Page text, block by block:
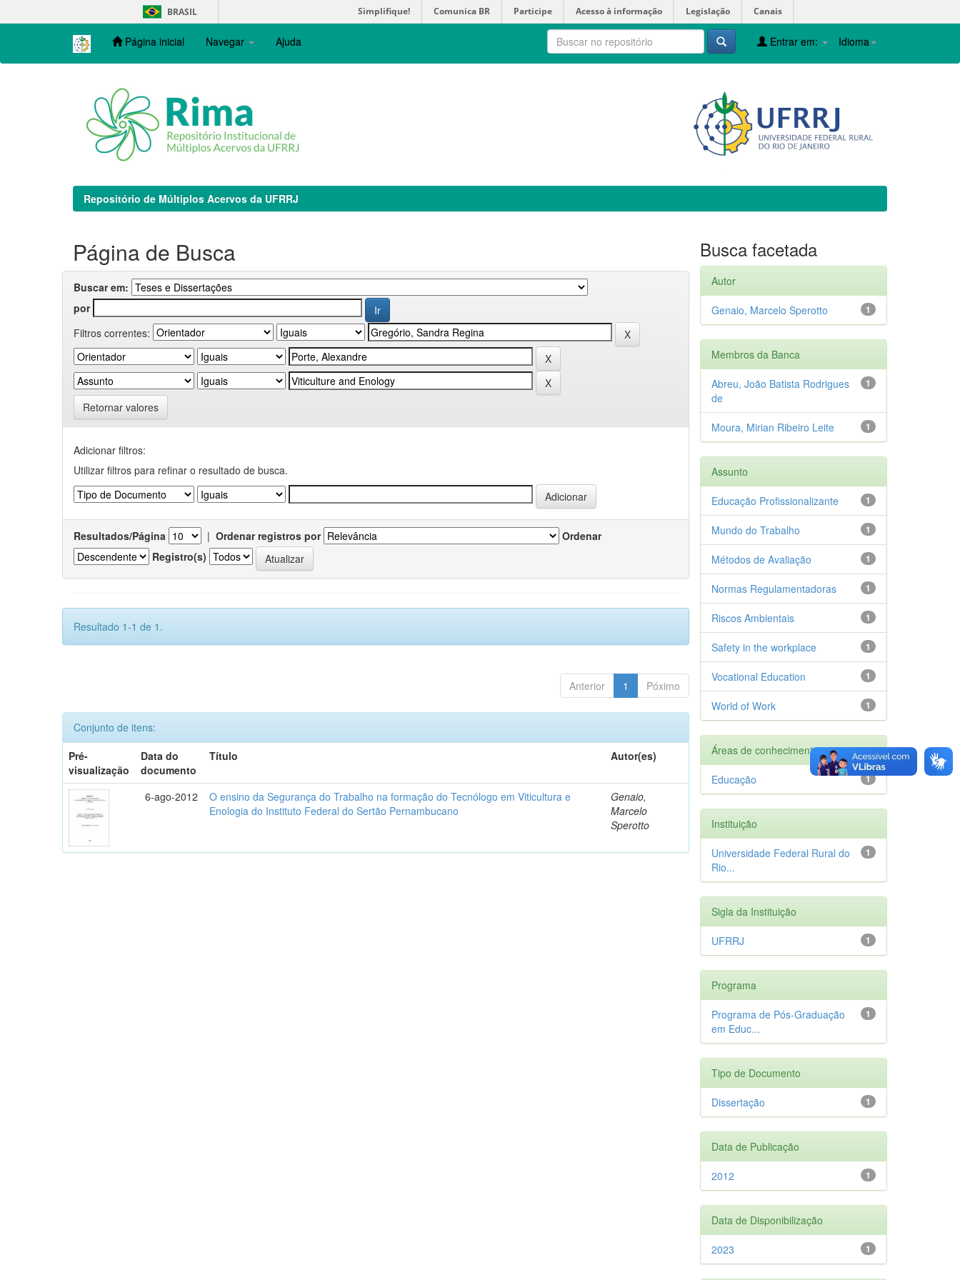
navigation
BRASIL Simplifique! Comunica BR Participe Acesso à informação Legislação Canais
Página inicial Navegar Ajuda Idioma
Entrar em:
Repositório de Múltiplos Acervos da UFRRJ
Página de Busca
Buscar em:
por
Filtros correntes:
Retornar valores
Adicionar filtros:
Utilizar filtros para refinar o resultado de busca.
Resultados/Página | Ordenar registros por
Ordenar
Registro(s)
Resultado 1-1 de 1.
Anterior 1 Póximo
Conjunto de itens:
Pré-
visualização
Data do
documento
Título Autor(es)
6-ago-2012
O ensino da Segurança do Trabalho na formação do Tecnólogo em Viticultura e
Enologia do Instituto Federal do Sertão Pernambucano
Genaio,
Marcelo
Sperotto
Busca facetada
Autor
1
Genaio, Marcelo Sperotto
Membros da Banca
1
Abreu, João Batista Rodrigues
de
1
Moura, Mirian Ribeiro Leite
Assunto
1
Educação Profissionalizante
1
Mundo do Trabalho
1
Métodos de Avaliação
1
Normas Regulamentadoras
1
Riscos Ambientais
1
Safety in the workplace
1
Vocational Education
1
World of Work
Áreas de conhecimento
1
Educação
Instituição
1
Universidade Federal Rural do
Rio...
Sigla da Instituição
1
UFRRJ
Programa
1
Programa de Pós-Graduação
em Educ...
Tipo de Documento
1
Dissertação
Data de Publicação
1
2012
Data de Disponibilização
1
2023